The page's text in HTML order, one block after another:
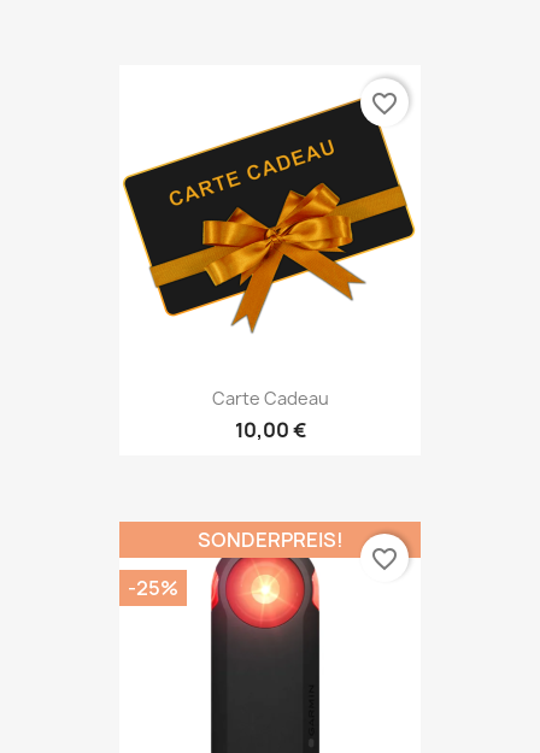
Carte Cadeau
10,00 €
favorite_border
SONDERPREIS!
-25%
favorite_border